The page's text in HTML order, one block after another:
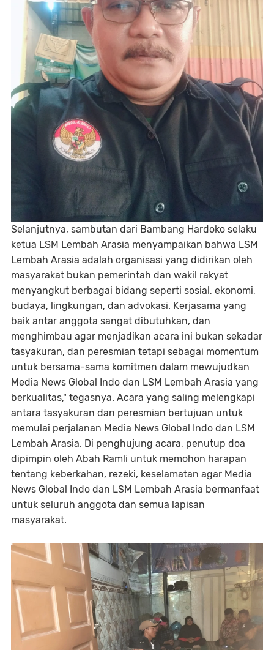
Selanjutnya, sambutan dari Bambang Hardoko selaku
ketua LSM Lembah Arasia menyampaikan bahwa LSM
Lembah Arasia adalah organisasi yang didirikan oleh
masyarakat bukan pemerintah dan wakil rakyat
menyangkut berbagai bidang seperti sosial, ekonomi,
budaya, lingkungan, dan advokasi. Kerjasama yang
baik antar anggota sangat dibutuhkan, dan
menghimbau agar menjadikan acara ini bukan sekadar
tasyakuran, dan peresmian tetapi sebagai momentum
untuk bersama-sama komitmen dalam mewujudkan
Media News Global Indo dan LSM Lembah Arasia yang
berkualitas," tegasnya. Acara yang saling melengkapi
antara tasyakuran dan peresmian bertujuan untuk
memulai perjalanan Media News Global Indo dan LSM
Lembah Arasia. Di penghujung acara, penutup doa
dipimpin oleh Abah Ramli untuk memohon harapan
tentang keberkahan, rezeki, keselamatan agar Media
News Global Indo dan LSM Lembah Arasia bermanfaat
untuk seluruh anggota dan semua lapisan
masyarakat.